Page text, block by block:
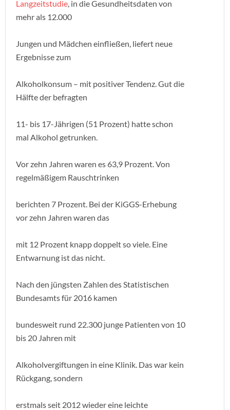
Langzeitstudie, in die Gesundheitsdaten von
mehr als 12.000
Jungen und Mädchen einfließen, liefert neue
Ergebnisse zum
Alkoholkonsum – mit positiver Tendenz. Gut die
Hälfte der befragten
11- bis 17-Jährigen (51 Prozent) hatte schon
mal Alkohol getrunken.
Vor zehn Jahren waren es 63,9 Prozent. Von
regelmäßigem Rauschtrinken
berichten 7 Prozent. Bei der KiGGS-Erhebung
vor zehn Jahren waren das
mit 12 Prozent knapp doppelt so viele. Eine
Entwarnung ist das nicht.
Nach den jüngsten Zahlen des Statistischen
Bundesamts für 2016 kamen
bundesweit rund 22.300 junge Patienten von 10
bis 20 Jahren mit
Alkoholvergiftungen in eine Klinik. Das war kein
Rückgang, sondern
erstmals seit 2012 wieder eine leichte